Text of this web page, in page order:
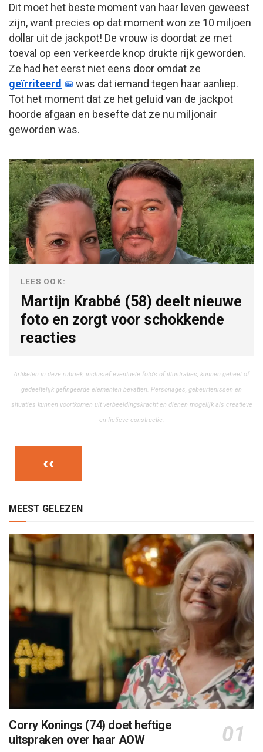
Dit moet het beste moment van haar leven geweest
zijn, want precies op dat moment won ze 10 miljoen
dollar uit de jackpot! De vrouw is doordat ze met
toeval op een verkeerde knop drukte rijk geworden.
Ze had het eerst niet eens door omdat ze
geïrriteerd
was dat iemand tegen haar aanliep.
Tot het moment dat ze het geluid van de jackpot
hoorde afgaan en besefte dat ze nu miljonair
geworden was.
LEES OOK:
Martijn Krabbé (58) deelt nieuwe
foto en zorgt voor schokkende
reacties
Artikelen in deze rubriek, inclusief eventuele foto's of illustraties, kunnen geheel of
gedeeltelijk gefingeerde elementen bevatten. Personages, gebeurtenissen en
situaties kunnen voortkomen uit verbeeldingskracht en dienen mogelijk als creatieve
en fictieve constructie.
‹‹
MEEST GELEZEN
Corry Konings (74) doet heftige
uitspraken over haar AOW